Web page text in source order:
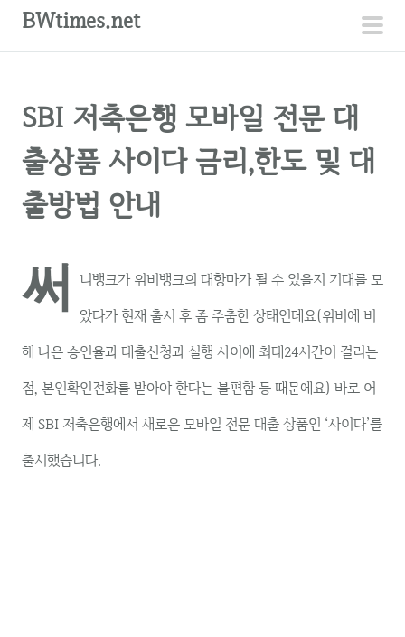
주
BWtimes.net
SBI 저축은행 모바일 전문 대
출상품 사이다 금리,한도 및 대
출방법 안내
써
니뱅크가 위비뱅크의 대항마가 될 수 있을지 기대를 모
았다가 현재 출시 후 좀 주춤한 상태인데요(위비에 비
해 나은 승인율과 대출신청과 실행 사이에 최대24시간이 걸리는
점, 본인확인전화를 받아야 한다는 불편함 등 때문에요) 바로 어
제 SBI 저축은행에서 새로운 모바일 전문 대출 상품인 ‘사이다’를
출시했습니다.